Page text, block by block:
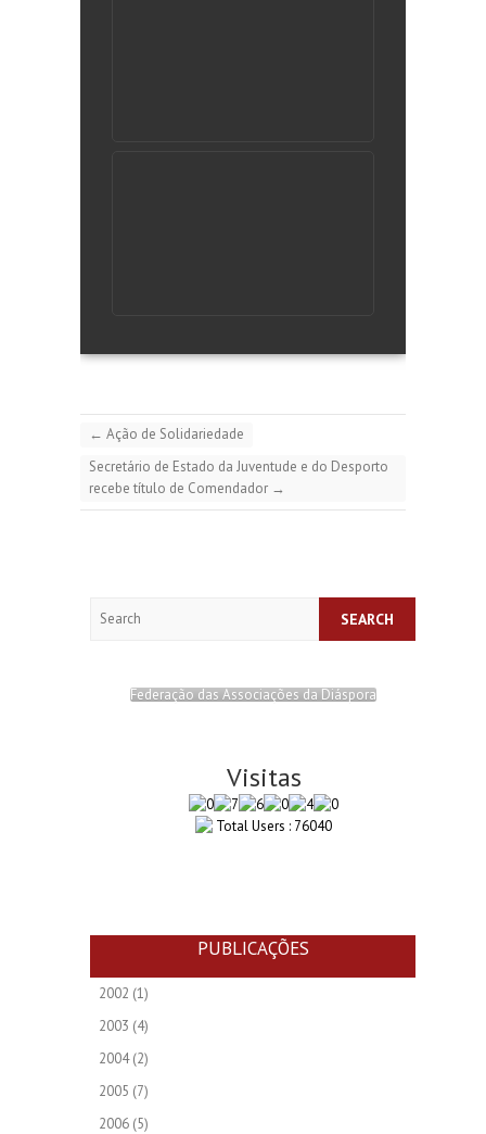
← Ação de Solidariedade
Secretário de Estado da Juventude e do Desporto
recebe título de Comendador →
Federação das Associações da Diáspora
Visitas
Total Users : 76040
PUBLICAÇÕES
2002 (1)
2003 (4)
2004(2)
2005 (7)
2006 (5)